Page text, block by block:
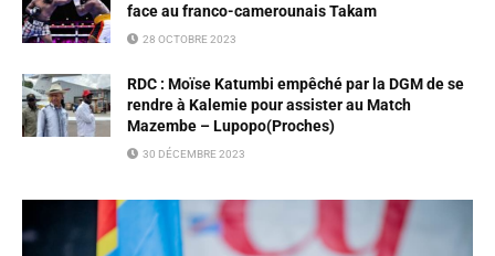
face au franco-camerounais Takam
28 OCTOBRE 2023
RDC : Moïse Katumbi empêché par la DGM de se
rendre à Kalemie pour assister au Match
Mazembe – Lupopo(Proches)
30 DÉCEMBRE 2023